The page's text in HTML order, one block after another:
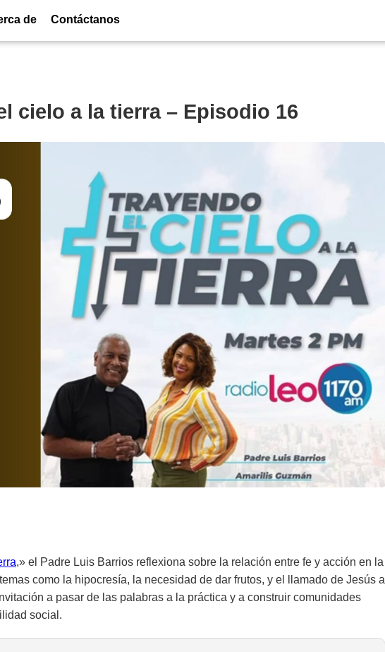
de Contáctanos
cielo a la tierra – Episodio 16
,» el Padre Luis Barrios reflexiona sobre la relación entre fe y acción en la
como la hipocresía, la necesidad de dar frutos, y el llamado de Jesús a
a pasar de las palabras a la práctica y a construir comunidades
social.